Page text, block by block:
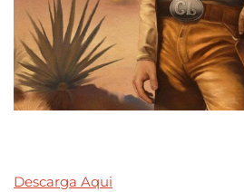
Descarga Aqui